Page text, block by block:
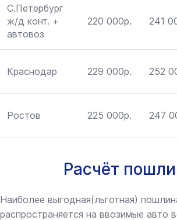
С.Петербург
ж/д конт. +
автовоз
220 000р. 241
Краснодар 229 000р. 252
Ростов 225 000р. 247
Расчёт
Наиболее выгодная(льготная)
распространяется на ввозимые авто